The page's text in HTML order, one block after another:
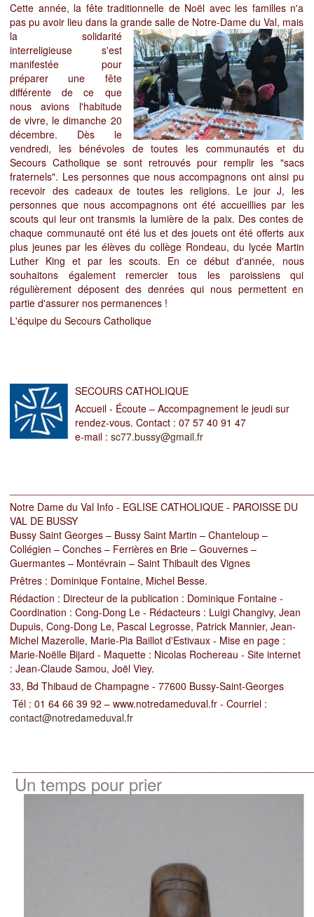
Cette année, la fête traditionnelle de Noël avec les familles n'a
pas pu avoir lieu dans la grande salle de Notre-Dame du Val, mais
la solidarité
interreligieuse s'est
manifestée pour
préparer une fête
différente de ce que
nous avions l'habitude
de vivre, le dimanche 20
décembre. Dès le
vendredi, les bénévoles de toutes les communautés et du
Secours Catholique se sont retrouvés pour remplir les "sacs
fraternels". Les personnes que nous accompagnons ont ainsi pu
recevoir des cadeaux de toutes les religions. Le jour J, les
personnes que nous accompagnons ont été accueillies par les
scouts qui leur ont transmis la lumière de la paix. Des contes de
chaque communauté ont été lus et des jouets ont été offerts aux
plus jeunes par les élèves du collège Rondeau, du lycée Martin
Luther King et par les scouts. En ce début d'année, nous
souhaitons également remercier tous les paroissiens qui
régulièrement déposent des denrées qui nous permettent en
partie d'assurer nos permanences !
L'équipe du Secours Catholique
SECOURS CATHOLIQUE
Accueil - Écoute – Accompagnement le jeudi sur
rendez-vous. Contact : 07 57 40 91 47
e-mail :sc77.bussy@gmail.fr
Notre Dame du Val Info - EGLISE CATHOLIQUE - PAROISSE DU
VAL DE BUSSY
Bussy Saint Georges – Bussy Saint Martin – Chanteloup –
Collégien – Conches – Ferrières en Brie – Gouvernes –
Guermantes – Montévrain – Saint Thibault des Vignes
Prêtres : Dominique Fontaine, Michel Besse.
Rédaction : Directeur de la publication : Dominique Fontaine -
Coordination : Cong-Dong Le - Rédacteurs : Luigi Changivy, Jean
Dupuis, Cong-Dong Le, Pascal Legrosse, Patrick Mannier, Jean-
Michel Mazerolle, Marie-Pia Baillot d'Estivaux - Mise en page :
Marie-Noëlle Bijard - Maquette : Nicolas Rochereau - Site internet
: Jean-Claude Samou, Joël Viey.
33, Bd Thibaud de Champagne - 77600 Bussy-Saint-Georges
Tél : 01 64 66 39 92 – www.notredameduval.fr - Courriel :
contact@notredameduval.fr
Un temps pour prier